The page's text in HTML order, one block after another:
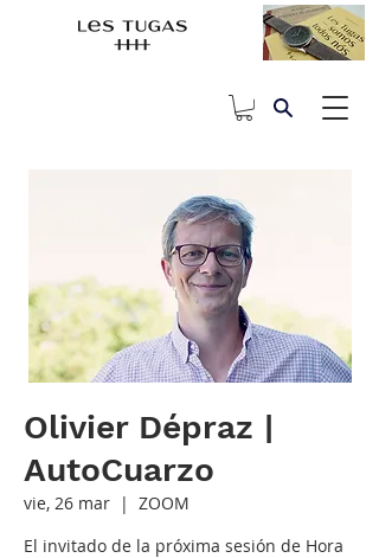
Olivier Dépraz |
AutoCuarzo
vie, 26 mar
  |
ZOOM
El invitado de la próxima sesión de Hora